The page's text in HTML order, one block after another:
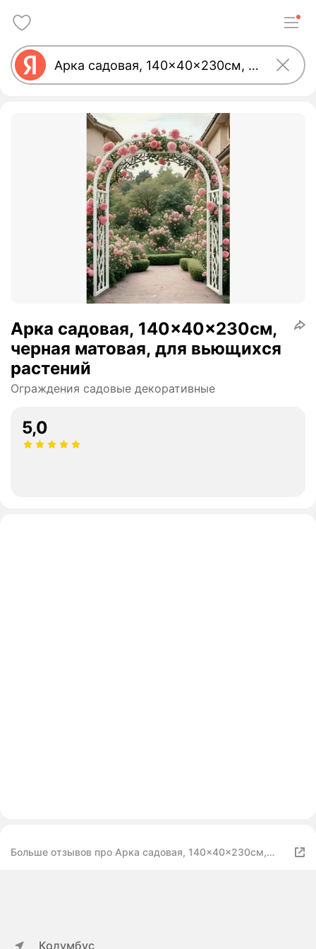
Арка садовая, 140x40x230см,
черная матовая, для вьющихся
растений
Ограждения садовые декоративные
5,0
Больше отзывов про Арка садовая, 140x40x230см,
Колумбус